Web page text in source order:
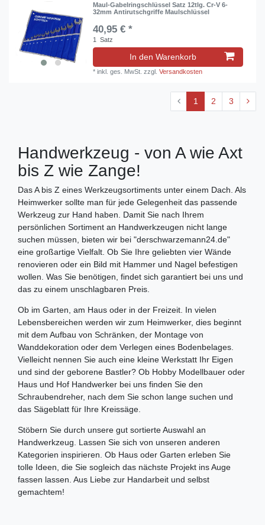
Maul-Gabelringschlüssel Satz 12tlg. Cr-V 6-
32mm Antirutschgriffe Maulschlüssel
40,95 € *
1 Satz
In den Warenkorb
*inkl. ges. MwSt. zzgl.Versandkosten
1 2 3
Handwerkzeug - von A wie Axt
bis Z wie Zange!
Das A bis Z eines Werkzeugsortiments unter einem Dach. Als
Heimwerker sollte man für jede Gelegenheit das passende
Werkzeug zur Hand haben. Damit Sie nach Ihrem
persönlichen Sortiment an Handwerkzeugen nicht lange
suchen müssen, bieten wir bei "derschwarzemann24.de"
eine großartige Vielfalt. Ob Sie Ihre geliebten vier Wände
renovieren oder ein Bild mit Hammer und Nagel befestigen
wollen. Was Sie benötigen, findet sich garantiert bei uns und
das zu einem unschlagbaren Preis.
Ob im Garten, am Haus oder in der Freizeit. In vielen
Lebensbereichen werden wir zum Heimwerker, dies beginnt
mit dem Aufbau von Schränken, der Montage von
Wanddekoration oder dem Verlegen eines Bodenbelages.
Vielleicht nennen Sie auch eine kleine Werkstatt Ihr Eigen
und sind der geborene Bastler? Ob Hobby Modellbauer oder
Haus und Hof Handwerker bei uns finden Sie den
Schraubendreher, nach dem Sie schon lange suchen und
das Sägeblatt für Ihre Kreissäge.
Stöbern Sie durch unsere gut sortierte Auswahl an
Handwerkzeug. Lassen Sie sich von unseren anderen
Kategorien inspirieren. Ob Haus oder Garten erleben Sie
tolle Ideen, die Sie sogleich das nächste Projekt ins Auge
fassen lassen. Aus Liebe zur Handarbeit und selbst
gemachtem!